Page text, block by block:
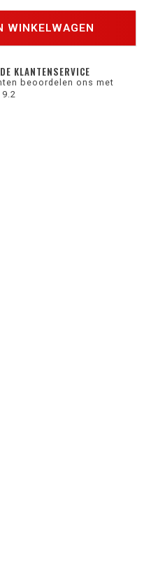
WINKELWAGEN
KLANTENSERVICE
beoordelen ons met
9.2